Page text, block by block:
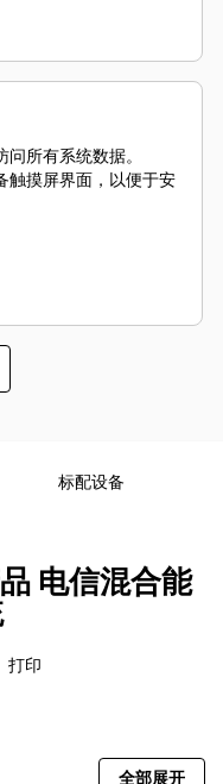
所有系统数据。
触摸屏界面，以便于安
标配设备
电信混合能
打印
全部展开